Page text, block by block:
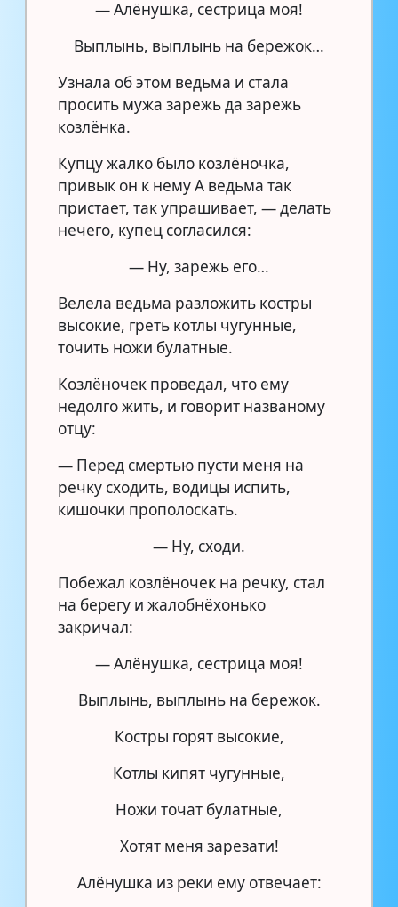
— Алёнушка, сестрица моя!
Выплынь, выплынь на бережок…
Узнала об этом ведьма и стала
просить мужа зарежь да зарежь
козлёнка.
Купцу жалко было козлёночка,
привык он к нему А ведьма так
пристает, так упрашивает, — делать
нечего, купец согласился:
— Ну, зарежь его…
Велела ведьма разложить костры
высокие, греть котлы чугунные,
точить ножи булатные.
Козлёночек проведал, что ему
недолго жить, и говорит названому
отцу:
— Перед смертью пусти меня на
речку сходить, водицы испить,
кишочки прополоскать.
— Ну, сходи.
Побежал козлёночек на речку, стал
на берегу и жалобнёхонько
закричал:
— Алёнушка, сестрица моя!
Выплынь, выплынь на бережок.
Костры горят высокие,
Котлы кипят чугунные,
Ножи точат булатные,
Хотят меня зарезати!
Алёнушка из реки ему отвечает: